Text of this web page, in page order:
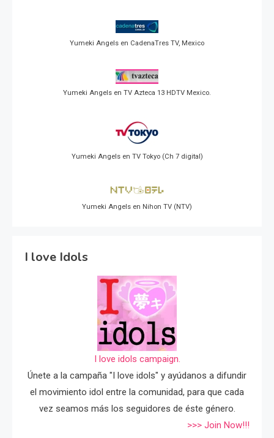
Yumeki Angels en CadenaTres TV, Mexico
Yumeki Angels en TV Azteca 13 HDTV Mexico.
Yumeki Angels en TV Tokyo (Ch 7 digital)
Yumeki Angels en Nihon TV (NTV)
I love Idols
I love idols campaign.
Únete a la campaña "I love idols" y ayúdanos a difundir
el movimiento idol entre la comunidad, para que cada
vez seamos más los seguidores de éste género.
>>> Join Now!!!